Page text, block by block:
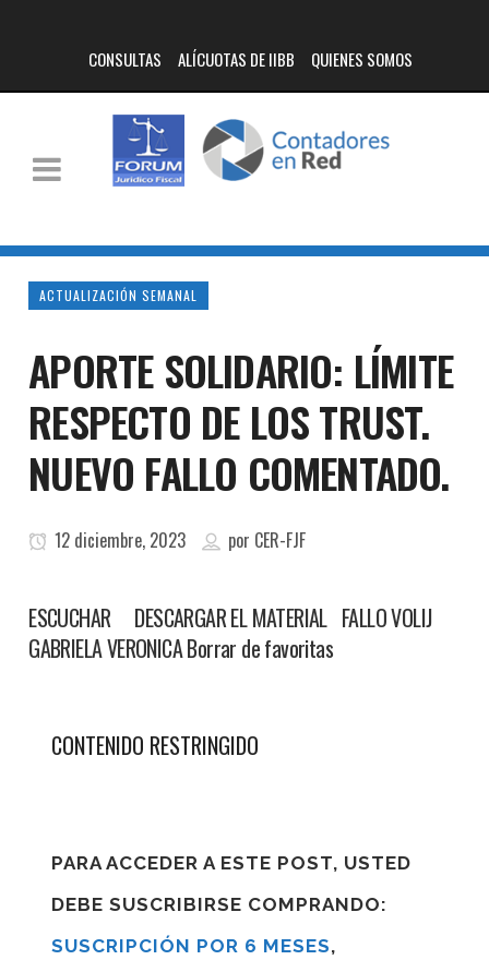
CONSULTAS ALÍCUOTAS DE IIBB QUIENES SOMOS
ACTUALIZACIÓN SEMANAL
APORTE SOLIDARIO: LÍMITE
RESPECTO DE LOS TRUST.
NUEVO FALLO COMENTADO.
12 diciembre, 2023 por CER-FJF
ESCUCHAR DESCARGAR EL MATERIAL FALLO VOLIJ
GABRIELA VERONICA Borrar de favoritas
CONTENIDO RESTRINGIDO
PARA ACCEDER A ESTE POST, USTED
DEBE SUSCRIBIRSE COMPRANDO:
SUSCRIPCIÓN POR 6 MESES,